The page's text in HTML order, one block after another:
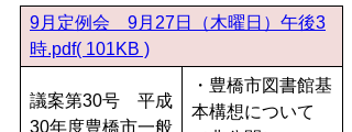
9月定例会 9月27日（木曜日）午後3
時.pdf( 101KB )
議案第30号 平成
30年度豊橋市一般
・豊橋市図書館基
本構想について